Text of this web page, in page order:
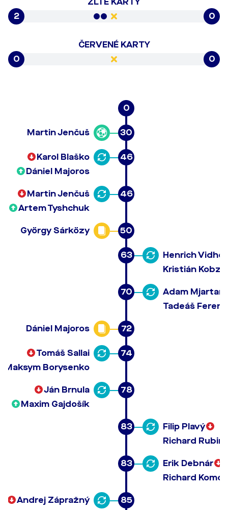
2
0
ČERVENÉ KARTY
0
0
0
30
Martin Jenčuš
46
Karol Blaško
Dániel Majoros
46
Martin Jenčuš
Artem Tyshchuk
50
György Sárközy
63
Henrich
Kristián
70
Adam Mjartan
Tadeáš Ferenc
72
Dániel Majoros
74
Tomáš Sallai
Maksym Borysenko
78
Ján Brnula
Maxim Gajdošík
83
Filip Plavý
Richard Rubint
83
Erik Debnár
Richard
85
Andrej Zápražný